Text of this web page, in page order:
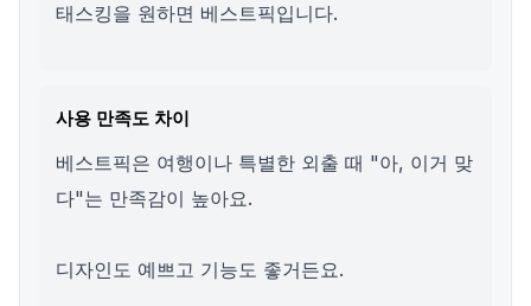
태스킹을 원하면 베스트픽입니다.
사용 만족도 차이
베스트픽은 여행이나 특별한 외출 때 "아, 이거 맞
다"는 만족감이 높아요.
디자인도 예쁘고 기능도 좋거든요.